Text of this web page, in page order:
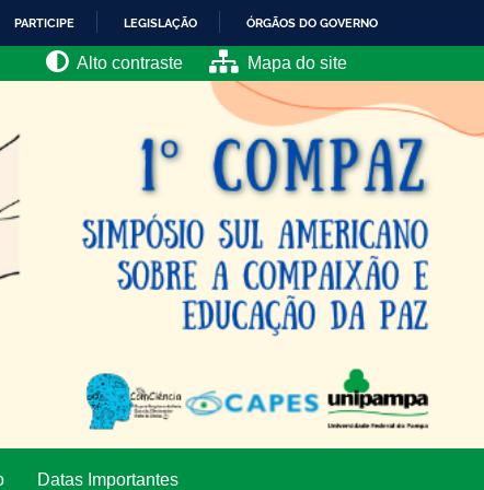
PARTICIPE LEGISLAÇÃO ÓRGÃOS DO GOVERNO
Alto contraste Mapa do site
Datas Importantes